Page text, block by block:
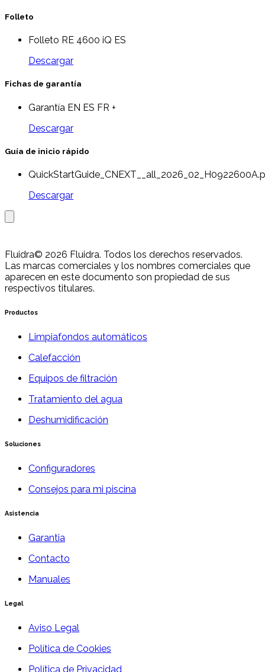
Folleto
Folleto RE 4600 iQ ES
Descargar
Fichas de garantía
Garantía EN ES FR +
Descargar
Guía de inicio rápido
Descargar
Fluidra© 2026 Fluidra. Todos los derechos reservados.
Las marcas comerciales y los nombres comerciales que
aparecen en este documento son propiedad de sus
respectivos titulares.
Productos
Limpiafondos automáticos
Calefacción
Equipos de filtración
Tratamiento del agua
Deshumidificación
Soluciones
Configuradores
Consejos para mi piscina
Asistencia
Garantia
Contacto
Manuales
Legal
Aviso Legal
Política de Cookies
Política de Privacidad